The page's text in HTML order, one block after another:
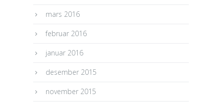
mars 2016
februar 2016
januar 2016
desember 2015
november 2015